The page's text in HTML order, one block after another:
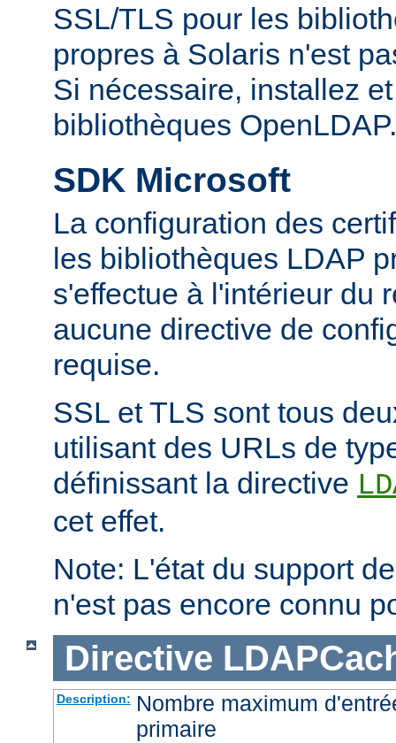
SSL/TLS pour les
propres à Solaris n'est
Si nécessaire, installez
bibliothèques OpenLDAP.
SDK Microsoft
La configuration des
les bibliothèques LDAP
s'effectue à l'intérieur du
aucune directive de
requise.
SSL et TLS sont tous
utilisant des URLs de
définissant la directive
cet effet.
Note: L'état du support
n'est pas encore connu
Directive
Description: Nombre maximum
primaire